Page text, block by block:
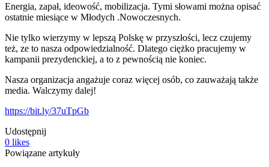
Energia, zapał, ideowość, mobilizacja. Tymi słowami można opisać
ostatnie miesiące w Młodych .Nowoczesnych.
Nie tylko wierzymy w lepszą Polskę w przyszłości, lecz czujemy
też, ze to nasza odpowiedzialność. Dlatego ciężko pracujemy w
kampanii prezydenckiej, a to z pewnością nie koniec.
Nasza organizacja angażuje coraz więcej osób, co zauważają także
media. Walczymy dalej!
https://bit.ly/37uTpGb
Udostępnij
0 likes
Powiązane artykuły